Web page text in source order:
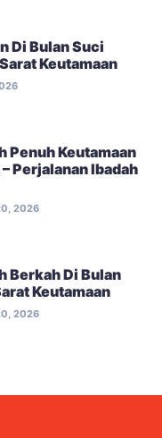
Di Bulan Suci
Keutamaan
Penuh Keutamaan
Perjalanan Ibadah
2026
Berkah Di Bulan
Keutamaan
2026